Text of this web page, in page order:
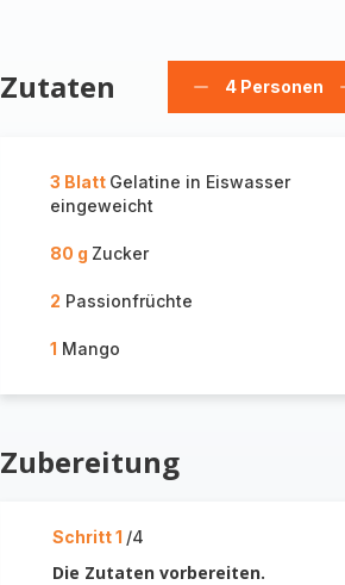
Zutaten
Personen
4 Personen
3 Blatt Gelatine in Eiswasser
eingeweicht
80 g Zucker
2 Passionfrüchte
1 Mango
Zubereitung
Schritt 1 /4
Die Zutaten vorbereiten.